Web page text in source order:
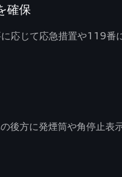
確保
応じて応急措置や119番
方に発煙筒や角停止表